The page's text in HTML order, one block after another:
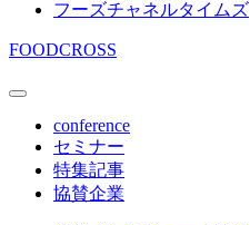
フーズチャネルタイムズ
FOODCROSS
conference
セミナー
特集記事
協賛企業